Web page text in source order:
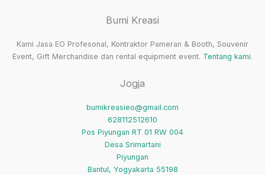
Bumi Kreasi
Kami Jasa EO Profesonal, Kontraktor Pameran & Booth, Souvenir
Event, Gift Merchandise dan rental equipment event. Tentang kami.
Jogja
bumikreasieo@gmail.com
628112512610
Pos Piyungan RT 01 RW 004
Desa Srimartani
Piyungan
Bantul, Yogyakarta 55198